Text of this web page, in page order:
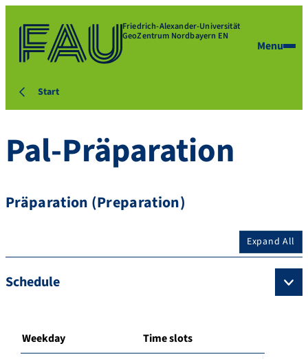
Friedrich-Alexander-Universität
GeoZentrum Nordbayern EN
Menu
Start
Pal-Präparation
Präparation (Preparation)
Expand All
Schedule
Weekday Time slots